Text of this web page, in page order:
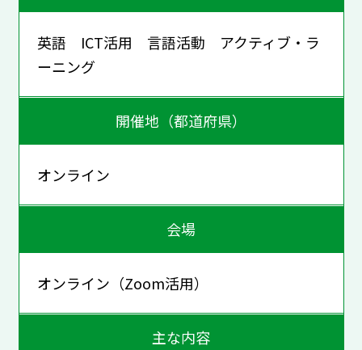
英語 ICT活用 言語活動 アクティブ・ラ
ーニング
開催地（都道府県）
オンライン
会場
オンライン（Zoom活用）
主な内容